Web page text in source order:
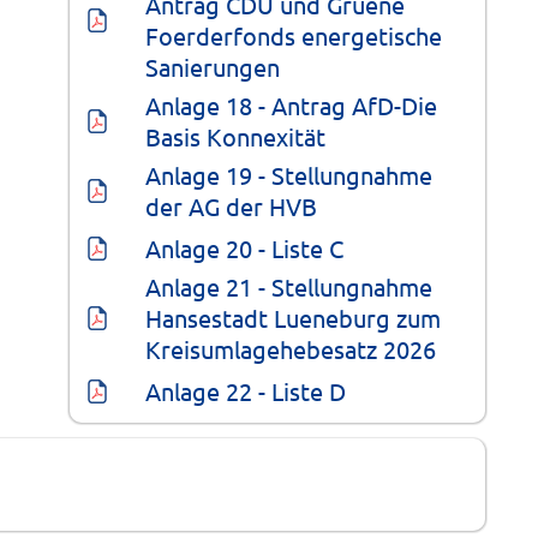
Foerderfonds energetische
Sanierungen
Anlage 18 - Antrag AfD-Die
Basis Konnexität
Anlage 19 - Stellungnahme
der AG der HVB
Anlage 20 - Liste C
Anlage 21 - Stellungnahme
Hansestadt Lueneburg zum
Kreisumlagehebesatz 2026
Anlage 22 - Liste D